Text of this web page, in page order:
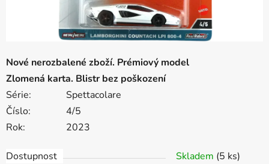
Nové nerozbalené zboží. Prémiový model
Zlomená karta. Blistr bez poškození
Série:
Spettacolare
Číslo:
4/5
Rok:
2023
Dostupnost Skladem (5 ks)